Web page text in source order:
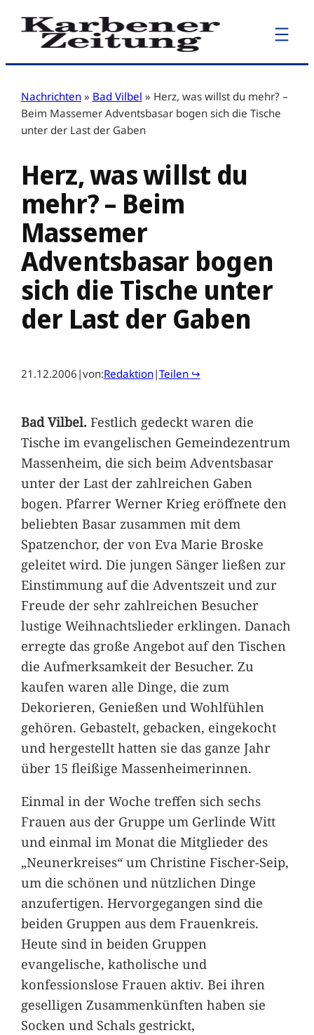
Zum
Inhalt
Nachrichten » Bad Vilbel » Herz, was willst du mehr? –
Beim Massemer Adventsbasar bogen sich die Tische
unter der Last der Gaben
Herz, was willst du
mehr? – Beim
Massemer
Adventsbasar bogen
sich die Tische unter
der Last der Gaben
21.12.2006 |von:Redaktion|Teilen ↪
Bad Vilbel.Festlich gedeckt waren die
Tische im evangelischen Gemeindezentrum
Massenheim, die sich beim Adventsbasar
unter der Last der zahlreichen Gaben
bogen. Pfarrer Werner Krieg eröffnete den
beliebten Basar zusammen mit dem
Spatzenchor, der von Eva Marie Broske
geleitet wird. Die jungen Sänger ließen zur
Einstimmung auf die Adventszeit und zur
Freude der sehr zahlreichen Besucher
lustige Weihnachtslieder erklingen. Danach
erregte das große Angebot auf den Tischen
die Aufmerksamkeit der Besucher. Zu
kaufen waren alle Dinge, die zum
Dekorieren, Genießen und Wohlfühlen
gehören. Gebastelt, gebacken, eingekocht
und hergestellt hatten sie das ganze Jahr
über 15 fleißige Massenheimerinnen.
Einmal in der Woche treffen sich sechs
Frauen aus der Gruppe um Gerlinde Witt
und einmal im Monat die Mitglieder des
„Neunerkreises“ um Christine Fischer-Seip,
um die schönen und nützlichen Dinge
anzufertigen. Hervorgegangen sind die
beiden Gruppen aus dem Frauenkreis.
Heute sind in beiden Gruppen
evangelische, katholische und
konfessionslose Frauen aktiv. Bei ihren
geselligen Zusammenkünften haben sie
Socken und Schals gestrickt,